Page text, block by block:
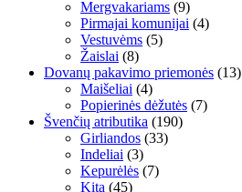
Mergvakariams (9)
Pirmajai komunijai (4)
Vestuvėms (5)
Žaislai (8)
Dovanų pakavimo priemonės (13)
Maišeliai (4)
Popierinės dėžutės (7)
Švenčių atributika (190)
Girliandos (33)
Indeliai (3)
Kepurėlės (7)
Kita (45)